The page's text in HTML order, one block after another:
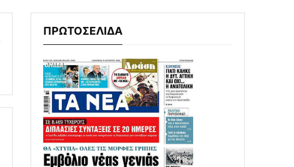
ΠΡΩΤΟΣΕΛΙΔΑ